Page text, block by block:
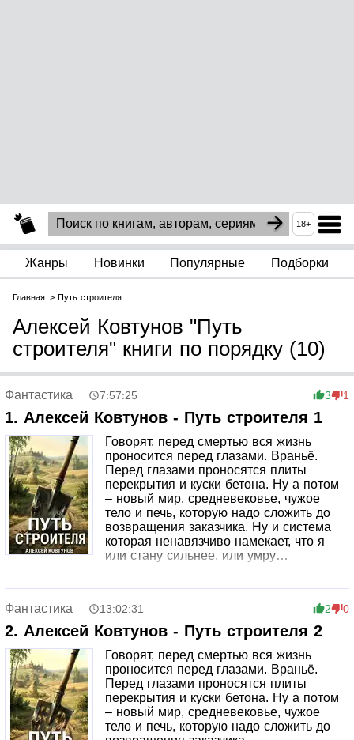
18+
Жанры Новинки Популярные Подборки
Главная Путь строителя
Алексей Ковтунов "Путь
строителя" книги по порядку (10)
Фантастика 7:57:25 3 1
1. Алексей Ковтунов - Путь строителя 1
Говорят, перед смертью вся жизнь
проносится перед глазами. Враньё.
Перед глазами проносятся плиты
перекрытия и куски бетона. Ну а потом
– новый мир, средневековье, чужое
тело и печь, которую надо сложить до
возвращения заказчика. Ну и система
которая ненавязчиво намекает, что я
или стану сильнее, или умру…
Фантастика 13:02:31 2 0
2. Алексей Ковтунов - Путь строителя 2
Говорят, перед смертью вся жизнь
проносится перед глазами. Враньё.
Перед глазами проносятся плиты
перекрытия и куски бетона. Ну а потом
– новый мир, средневековье, чужое
тело и печь, которую надо сложить до